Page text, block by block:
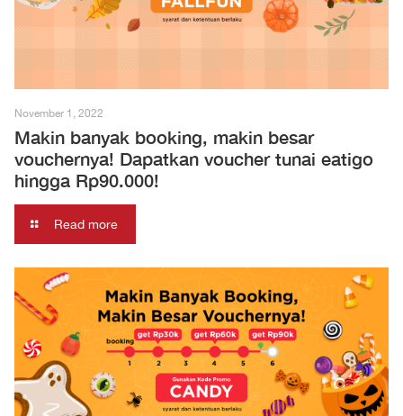
November 1, 2022
Makin banyak booking, makin besar
vouchernya! Dapatkan voucher tunai eatigo
hingga Rp90.000!
Read more